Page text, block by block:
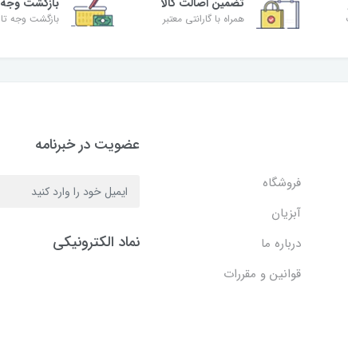
همراه با گارانتی معتبر بازگشت وجه تا ۷ روز
فروشگاه
آبزیان
درباره ما
قوانین و مقررات
عضویت در خبرنامه
نماد الکترونیکی